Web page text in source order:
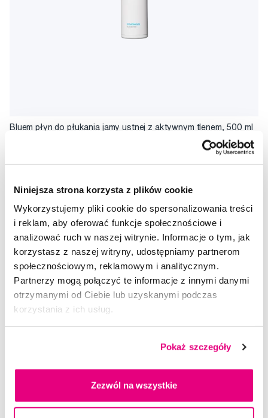
Niniejsza strona korzysta z plików cookie
Wykorzystujemy pliki cookie do spersonalizowania treści
i reklam, aby oferować funkcje społecznościowe i
analizować ruch w naszej witrynie. Informacje o tym, jak
korzystasz z naszej witryny, udostępniamy partnerom
społecznościowym, reklamowym i analitycznym.
Partnerzy mogą połączyć te informacje z innymi danymi
otrzymanymi od Ciebie lub uzyskanymi podczas
korzystania z ich usług.
Pokaż szczegóły
Zezwól na wszystkie
Bluem płyn do płukania jamy ustnej z aktywnym tlenem, 500 ml
Do koszyka
Dostępny > 5 szt